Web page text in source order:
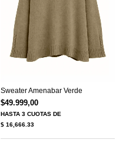
Sweater Amenabar Verde
$49.999,00
HASTA3 CUOTAS DE
$ 16,666.33